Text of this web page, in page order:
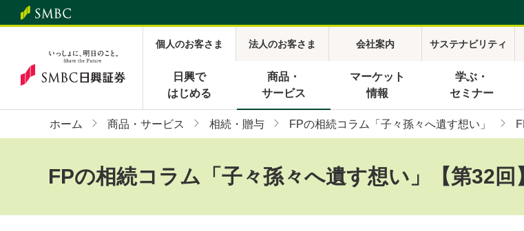
個人のお客さま 法人のお客さま 会社案内 サステナビリティ
日興で
はじめる
商品・
サービス
マーケット
情報
学ぶ・
セミナー
ホーム 商品・サービス 相続・贈与 FPの相続コラム「子々孫々へ遺す想い」
FPの相続コラム「子々孫々へ遺す想い」【第32回